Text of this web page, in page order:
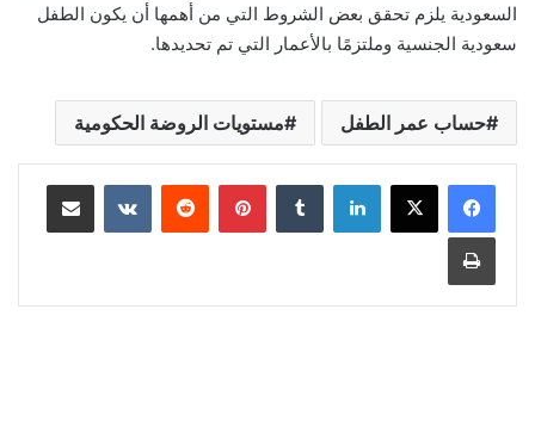
السعودية يلزم تحقق بعض الشروط التي من أهمها أن يكون الطفل
سعودية الجنسية وملتزمًا بالأعمار التي تم تحديدها.
حساب عمر الطفل مستويات الروضة الحكومية
لينكدإن بينتيريست